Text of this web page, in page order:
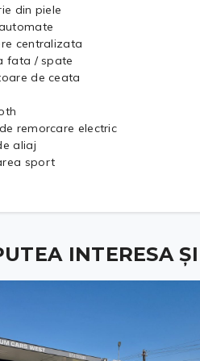
din piele
centralizata
fata / spate
de ceata
remorcare electric
aliaj
sport
INTERESA